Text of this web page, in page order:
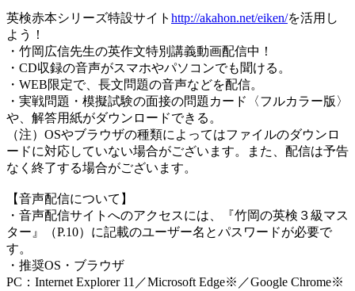
英検赤本シリーズ特設サイト http://akahon.net/eiken/を活用し
よう！
・竹岡広信先生の英作文特別講義動画配信中！
・CD収録の音声がスマホやパソコンでも聞ける。
・WEB限定で、長文問題の音声などを配信。
・実戦問題・模擬試験の面接の問題カード〈フルカラー版〉
や、解答用紙がダウンロードできる。
（注）OSやブラウザの種類によってはファイルのダウンロ
ードに対応していない場合がございます。また、配信は予告
なく終了する場合がございます。
【音声配信について】
・音声配信サイトへのアクセスには、『竹岡の英検３級マス
ター』（P.10）に記載のユーザー名とパスワードが必要で
す。
・推奨OS・ブラウザ
PC：Internet Explorer 11／Microsoft Edge※／Google Chrome※